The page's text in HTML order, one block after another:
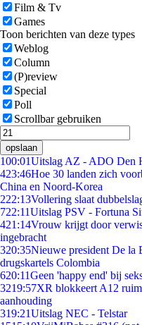
Film & Tv
Games
Toon berichten van deze types
Weblog
Column
(P)review
Special
Poll
Scrollbar gebruiken
opslaan
100:01Uitslag AZ - ADO Den
423:46Hoe 30 landen zich
China en Noord-Korea
222:13Vollering slaat
722:11Uitslag PSV - Fortuna
421:14Vrouw krijgt door
ingebracht
320:35Nieuwe president De la
drugskartels Colombia
620:11Geen 'happy end' bij
3219:57XR blokkeert A12
aanhouding
319:21Uitslag NEC - Telstar